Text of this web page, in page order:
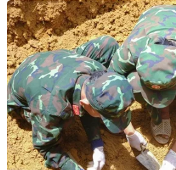
07/08/2026 12:13
Hy Lạp tạm giam một thị
nghi gây thảm họa cháy rừng
07/08/2026 12:02
Sri Lanka tăng cường ngăn